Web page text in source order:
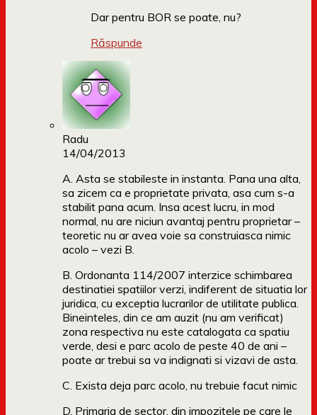
Dar pentru BOR se poate, nu?
Răspunde
Radu
14/04/2013
A. Asta se stabileste in instanta. Pana una alta,
sa zicem ca e proprietate privata, asa cum s-a
stabilit pana acum. Insa acest lucru, in mod
normal, nu are niciun avantaj pentru proprietar –
teoretic nu ar avea voie sa construiasca nimic
acolo – vezi B.
B. Ordonanta 114/2007 interzice schimbarea
destinatiei spatiilor verzi, indiferent de situatia lor
juridica, cu exceptia lucrarilor de utilitate publica.
Bineinteles, din ce am auzit (nu am verificat)
zona respectiva nu este catalogata ca spatiu
verde, desi e parc acolo de peste 40 de ani –
poate ar trebui sa va indignati si vizavi de asta.
C. Exista deja parc acolo, nu trebuie facut nimic
D. Primaria de sector, din impozitele pe care le